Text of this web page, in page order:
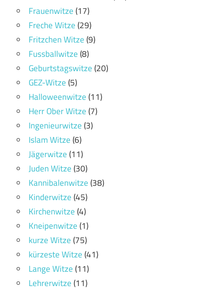
Frauenwitze(17)
Freche Witze(29)
Fritzchen Witze(9)
Fussballwitze(8)
Geburtstagswitze(20)
GEZ-Witze(5)
Halloweenwitze(11)
Herr Ober Witze(7)
Ingenieurwitze(3)
Islam Witze(6)
Jägerwitze(11)
Juden Witze(30)
Kannibalenwitze(38)
Kinderwitze(45)
Kirchenwitze(4)
Kneipenwitze(1)
kurze Witze(75)
kürzeste Witze(41)
Lange Witze(11)
Lehrerwitze(11)